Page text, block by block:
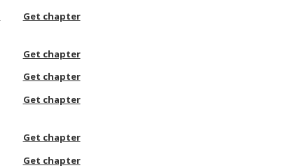
Get chapter
Get chapter
Get chapter
Get chapter
Get chapter
Get chapter